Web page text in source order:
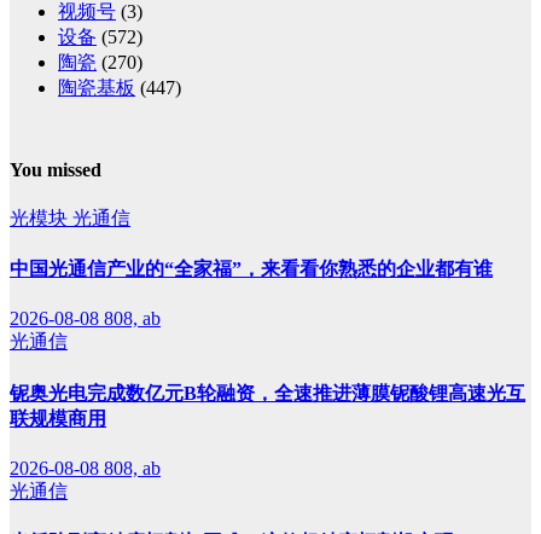
视频号 (3)
设备 (572)
陶瓷 (270)
陶瓷基板 (447)
You missed
光模块 光通信
中国光通信产业的“全家福”，来看看你熟悉的企业都有谁
2026-08-08 808, ab
光通信
铌奥光电完成数亿元B轮融资，全速推进薄膜铌酸锂高速光互
联规模商用
2026-08-08 808, ab
光通信